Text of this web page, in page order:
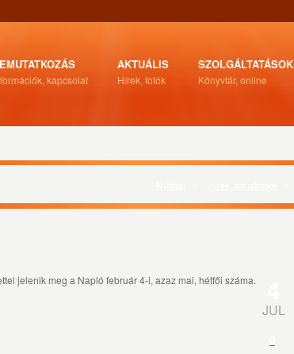
kapcsolat
AKTUÁLIS
Hírek, fotók
SZOLGÁLTATÁSOK
Könyvtár, online
jelenik meg a Napló február 4-i, azaz mai, hétfői száma.
JUL